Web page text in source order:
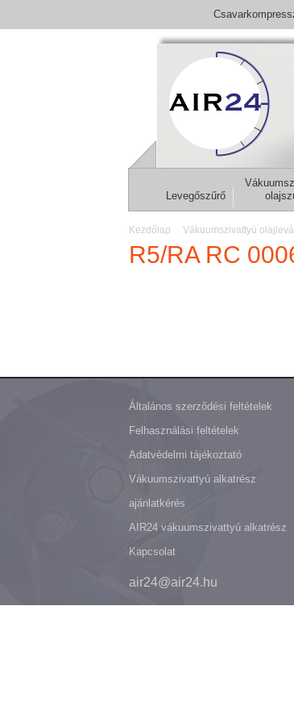
Levegőszűrő
Kezdőlap Vákuumszivattyú
R5/RA RC
Általános szerződési feltételek
Felhasználási feltételek
Adatvédelmi tájékoztató
Vákuumszivattyú alkatrész
ajánlatkérés
AIR24 vákuumszivattyú alkatrész
Kapcsolat
air24@air24.hu